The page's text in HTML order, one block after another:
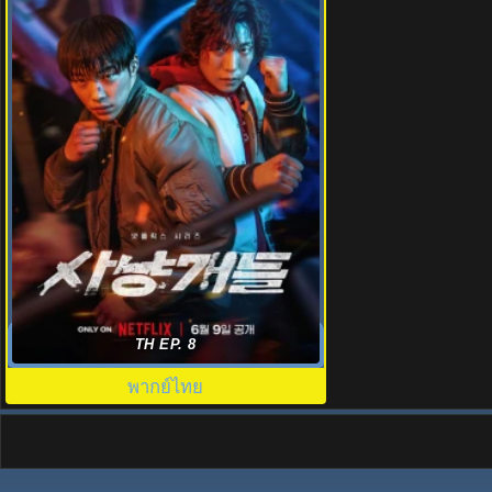
ดูซีรี่ย์เกาหลี บลัดฮาวด์ (2023)
Bloodhounds พากย์ไทย EP1-8
TH EP. 8
พากย์ไทย